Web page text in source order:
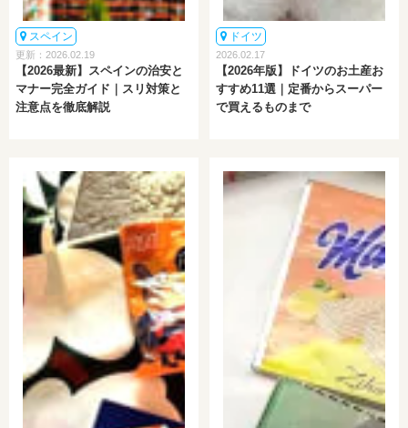
スペイン
更新：2026.02.19
【2026最新】スペインの治安と
マナー完全ガイド｜スリ対策と
注意点を徹底解説
ドイツ
2026.02.17
【2026年版】ドイツのお土産お
すすめ11選｜定番からスーパー
で買えるものまで